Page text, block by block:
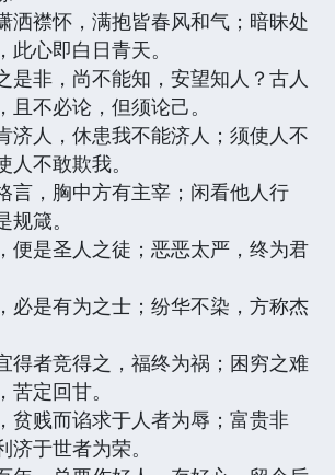
洒襟怀，满抱皆春风和气；暗昧处
此心即白日青天。
是非，尚不能知，安望知人？古人
且不必论，但须论己。
济人，休患我不能济人；须使人不
不敢欺我。
言，胸中方有主宰；闲看他人行
箴。
便是圣人之徒；恶恶太严，终为君
必是有为之士；纷华不染，方称杰
得者竞得之，福终为祸；困穷之难
苦定回甘。
贫贱而谄求于人者为辱；富贵非
济于世者为荣。